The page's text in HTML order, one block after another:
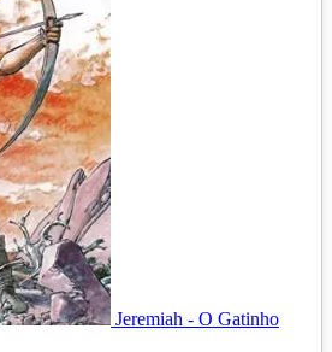
Jeremiah - O Gatinho